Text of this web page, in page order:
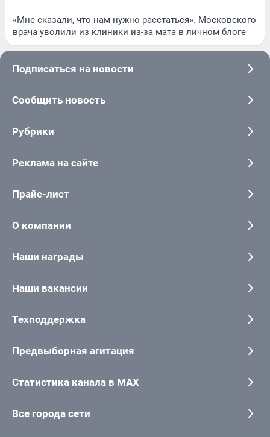
«Мне сказали, что нам нужно расстаться». Московского
врача уволили из клиники из-за мата в личном блоге
Подписаться на новости
Сообщить новость
Рубрики
Реклама на сайте
Прайс-лист
О компании
Наши награды
Наши вакансии
Техподдержка
Предвыборная агитация
Статистика канала в MAX
Все города сети